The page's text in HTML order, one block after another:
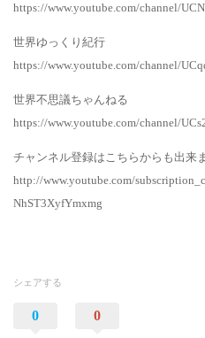
https://www.youtube.com/channel/
世界ゆっくり紀行
https://www.youtube.com/channel/
世界不思議ちゃんねる
https://www.youtube.com/channel/
チャンネル登録はこちらからも出来ま
http://www.youtube.com/
NhST3XyfYmxmg
シェアする
0 0